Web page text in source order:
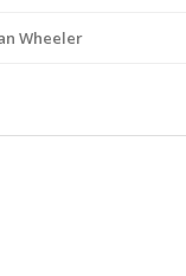
Wheeler